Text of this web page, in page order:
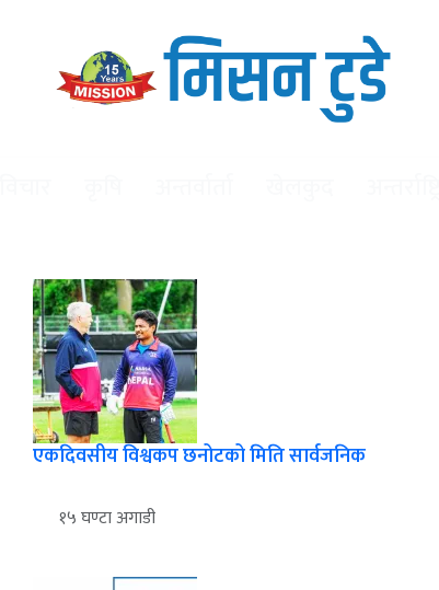
एकदिवसीय विश्वकप छनोटको मिति सार्वजनिक
१५ घण्टा अगाडी